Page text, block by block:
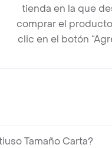
tienda en la que
comprar el
clic en el botón
Tamaño Carta?